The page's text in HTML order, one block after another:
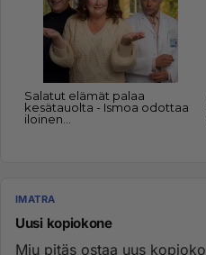
IMATRA
Uusi kopiokone
Miu pitäs ostaa uus